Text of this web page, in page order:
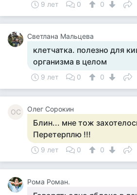
9 лет 0 0
Светлана Мальцева
клетчатка. полезно для
организма в целом
9 лет 0 0
ОС Олег Сорокин
Блин... мне тож
Перетерплю !!!
9 лет 0 0
Рома Роман.